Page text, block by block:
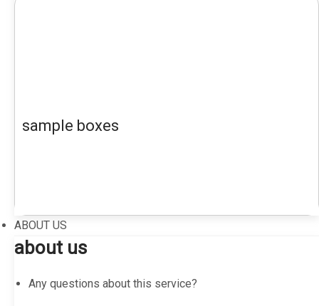
sample boxes
ABOUT US
about us
Any questions about this service?